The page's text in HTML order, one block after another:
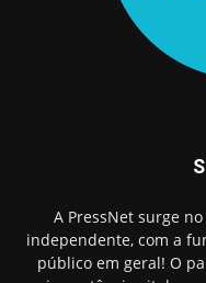
A PressNet surge
independente, com a
público em geral! O